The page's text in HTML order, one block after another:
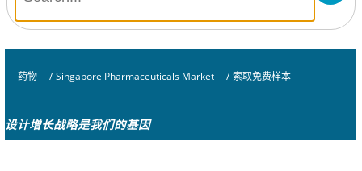
药物 / Singapore Pharmaceuticals Market / 索取免费样本
设计增长战略是我们的基因